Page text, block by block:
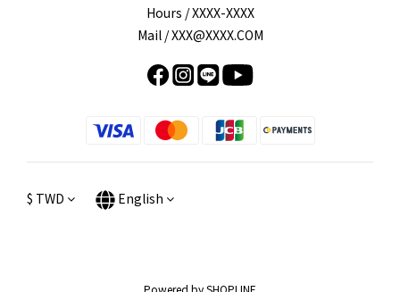
Hours / XXXX-XXXX
Mail / XXX@XXXX.COM
$ TWD English